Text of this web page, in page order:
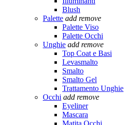
Blush
Palette add remove
Palette Viso
Palette Occhi
Unghie add remove
Top Coat e Basi
Levasmalto
Smalto
Smalto Gel
Trattamento Unghie
Occhi add remove
Eyeliner
Mascara
Matita Occhi